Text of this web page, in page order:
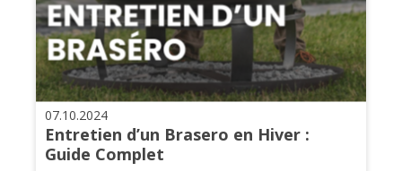
07.10.2024
Entretien d’un Brasero en Hiver :
Guide Complet